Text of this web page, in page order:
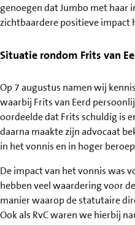
genoegen dat Jumbo met haar
zichtbaardere positieve impact
Situatie rondom Frits van
Op 7 augustus namen wij
waarbij Frits van Eerd
oordeelde dat Frits schuldig is
daarna maakte zijn advocaat
in het vonnis en in hoger
De impact van het vonnis was
hebben veel waardering voor
manier waarop de statutaire
Ook als RvC waren we hierbij